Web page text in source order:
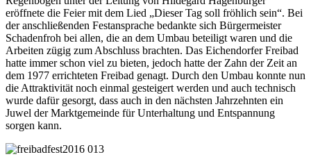
eröffnete die Feier mit dem Lied „Dieser Tag soll fröhlich sein“. Bei
der anschließenden Festansprache bedankte sich Bürgermeister
Schadenfroh bei allen, die an dem Umbau beteiligt waren und die
Arbeiten zügig zum Abschluss brachten. Das Eichendorfer Freibad
hatte immer schon viel zu bieten, jedoch hatte der Zahn der Zeit an
dem 1977 errichteten Freibad genagt. Durch den Umbau konnte nun
die Attraktivität noch einmal gesteigert werden und auch technisch
wurde dafür gesorgt, dass auch in den nächsten Jahrzehnten ein
Juwel der Marktgemeinde für Unterhaltung und Entspannung
sorgen kann.